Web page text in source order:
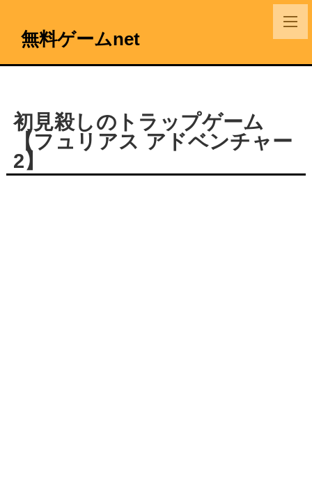
無料ゲームnet
初見殺しのトラップゲーム
【フュリアス アドベンチャー
2】